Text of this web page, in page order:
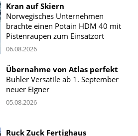
Kran auf Skiern
Norwegisches Unternehmen
brachte einen Potain HDM 40 mit
Pistenraupen zum Einsatzort
06.08.2026
Übernahme von Atlas perfekt
Buhler Versatile ab 1. September
neuer Eigner
05.08.2026
Ruck Zuck Fertighaus